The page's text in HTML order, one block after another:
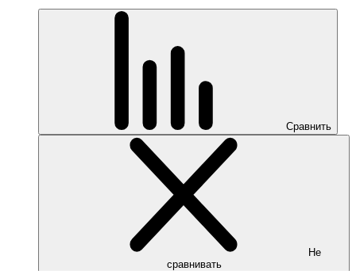
Сравнить
Не
сравнивать